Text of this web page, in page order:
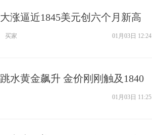
涨逼近1845美元创六个月新高
买家 01月03日 12:24
水黄金飙升 金价刚刚触及1840
突破
01月03日 11:25